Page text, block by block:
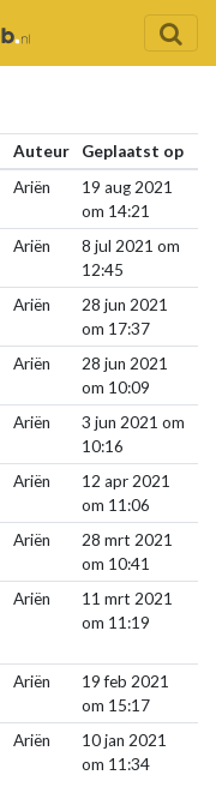
Auteur
Geplaatst op
Ariën
19 aug 2021
om 14:21
Ariën
8 jul 2021 om
12:45
Ariën
28 jun 2021
om 17:37
Ariën
28 jun 2021
om 10:09
Ariën
3 jun 2021 om
10:16
Ariën
12 apr 2021
om 11:06
Ariën
28 mrt 2021
om 10:41
Ariën
11 mrt 2021
om 11:19
Ariën
19 feb 2021
om 15:17
Ariën
10 jan 2021
om 11:34